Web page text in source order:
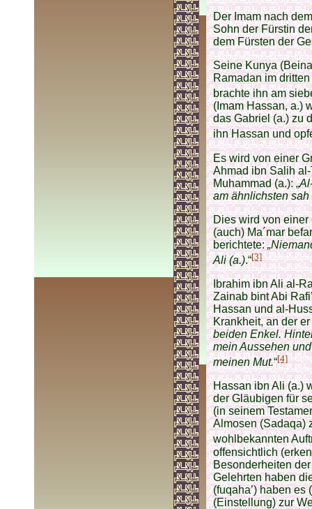
Der Imam nach
Sohn der Fürstin
dem Fürsten der
Seine Kunya
Ramadan im
brachte ihn am
(Imam Hassan, a.)
das Gabriel (a.) zu
ihn Hassan und
Es wird von einer
Ahmad ibn Salih
Muhammad (a.): „
am ähnlichsten
Dies wird von einer
(auch) Ma´mar
berichtete:
Ali (a.).“[3]
Ibrahim ibn Ali al-
Zainab bint Abi
Hassan und al-
Krankheit, an der er
beiden Enkel.
mein Aussehen
meinen Mut.“[4]
Hassan ibn Ali (a.)
der Gläubigen für
(in seinem
Almosen (Sadaqa)
wohlbekannten
offensichtlich
Besonderheiten
Gelehrten haben
(fuqaha’) haben
(Einstellung) zur